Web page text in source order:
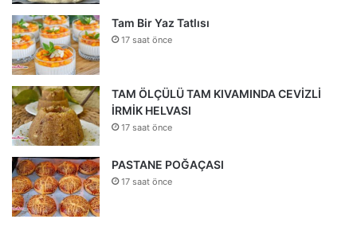
Tam Bir Yaz Tatlısı
17 saat önce
TAM ÖLÇÜLÜ TAM KIVAMINDA CEVİZLİ
İRMİK HELVASI
17 saat önce
PASTANE POĞAÇASI
17 saat önce